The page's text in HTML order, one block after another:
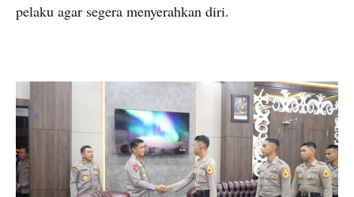
pelaku agar segera menyerahkan diri.